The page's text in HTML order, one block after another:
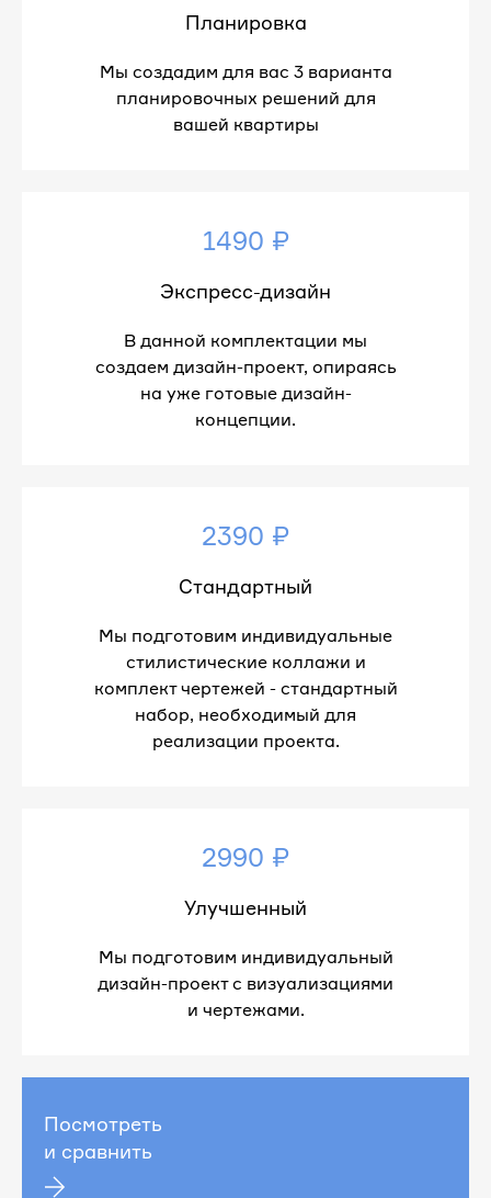
Планировка
Мы создадим для вас 3 варианта
планировочных решений для
вашей квартиры
1490 ₽
Экспресс-дизайн
В данной комплектации мы
создаем дизайн-проект, опираясь
на уже готовые дизайн-
концепции.
2390 ₽
Стандартный
Мы подготовим индивидуальные
стилистические коллажи и
комплект чертежей - стандартный
набор, необходимый для
реализации проекта.
2990 ₽
Улучшенный
Мы подготовим индивидуальный
дизайн-проект с визуализациями
и чертежами.
Посмотреть
и сравнить